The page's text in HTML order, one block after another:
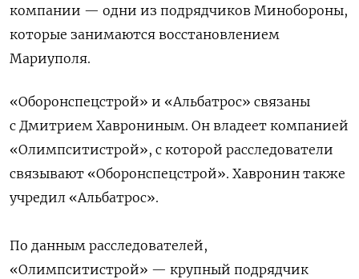
компании — одни из подрядчиков Минобороны,
которые занимаются восстановлением
Мариуполя.
«Оборонспецстрой» и «Альбатрос» связаны
с Дмитрием Хаврониным. Он владеет компанией
«Олимпситистрой», с которой расследователи
связывают «Оборонспецстрой». Хавронин также
учредил «Альбатрос».
По данным расследователей,
«Олимпситистрой» — крупный подрядчик